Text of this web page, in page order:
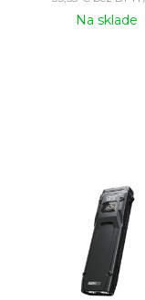
Na sklade